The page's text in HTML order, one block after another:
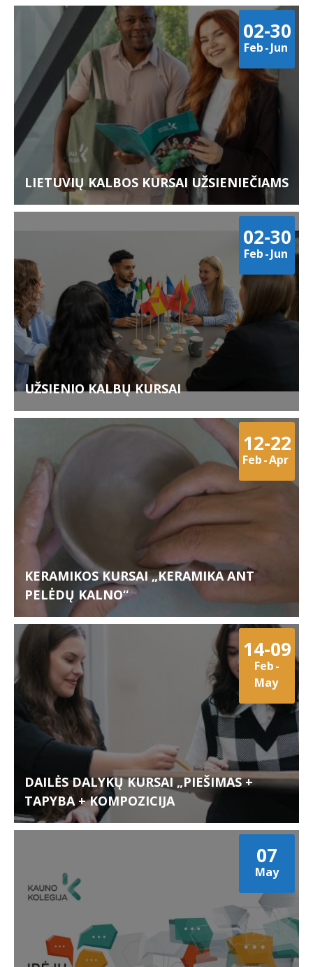
02-30
Feb-Jun
LIETUVIŲ KALBOS KURSAI UŽSIENIEČIAMS
02-30
Feb-Jun
UŽSIENIO KALBŲ KURSAI
12-22
Feb-Apr
KERAMIKOS KURSAI „KERAMIKA ANT
PELĖDŲ KALNO“
14-09
Feb-
May
DAILĖS DALYKŲ KURSAI „PIEŠIMAS +
TAPYBA + KOMPOZICIJA
07
May